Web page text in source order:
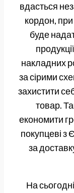
вдасться
кордон, при
буде
накладних
за сірими
захистити
товар.
економити
покупцеві з
за
На